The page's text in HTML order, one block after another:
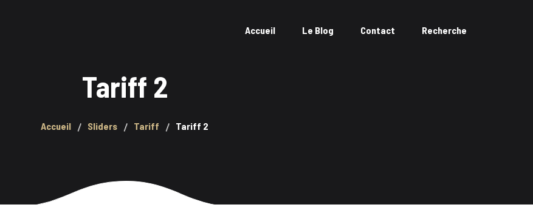
Accueil Le Blog Contact Recherche
Tariff 2
Accueil Sliders Tariff Tariff 2